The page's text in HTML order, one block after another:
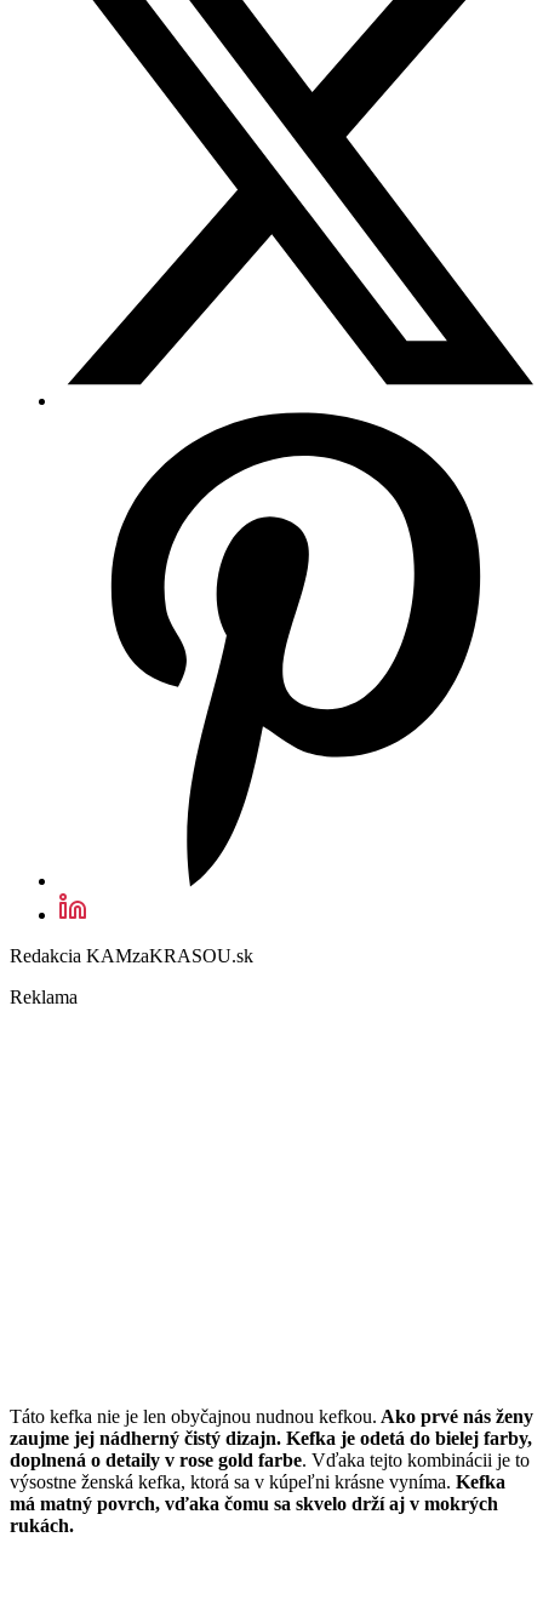
Redakcia KAMzaKRASOU.sk
Reklama
Táto kefka nie je len obyčajnou nudnou kefkou. Ako prvé nás ženy
zaujme jej nádherný čistý dizajn. Kefka je odetá do bielej farby,
doplnená o detaily v rose gold farbe. Vďaka tejto kombinácii je to
výsostne ženská kefka, ktorá sa v kúpeľni krásne vyníma. Kefka
má matný povrch, vďaka čomu sa skvelo drží aj v mokrých
rukách.